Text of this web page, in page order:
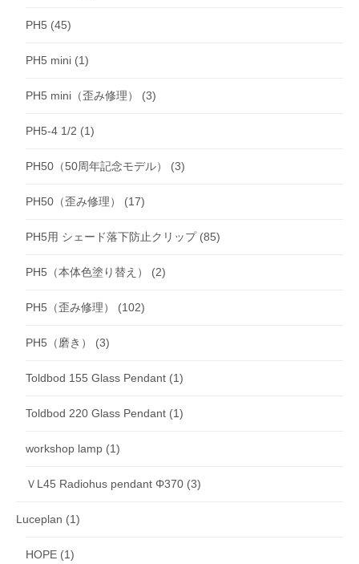
PH5 (45)
PH5 mini (1)
PH5 mini（歪み修理） (3)
PH5-4 1/2 (1)
PH50（50周年記念モデル） (3)
PH50（歪み修理） (17)
PH5用 シェード落下防止クリップ(85)
PH5（本体色塗り替え） (2)
PH5（歪み修理） (102)
PH5（磨き） (3)
Toldbod 155 Glass Pendant (1)
Toldbod 220 Glass Pendant (1)
workshop lamp (1)
ＶL45 Radiohus pendant Φ370 (3)
Luceplan (1)
HOPE (1)